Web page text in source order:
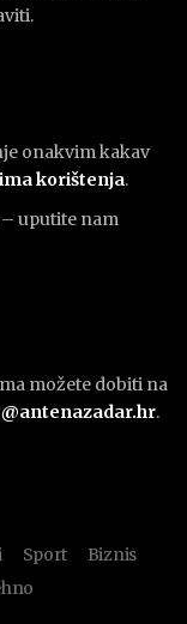
onakvim kakav
korištenja.
uputite nam
možete dobiti na
.
Sport
Biznis